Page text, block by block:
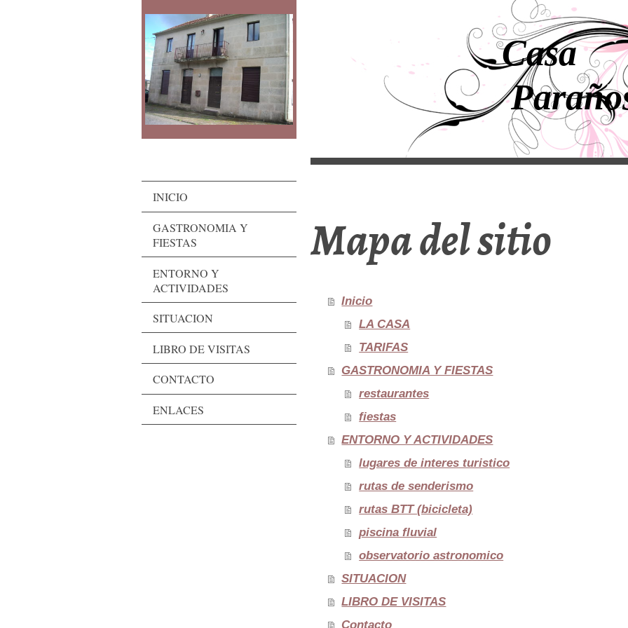
INICIO
GASTRONOMIA Y
FIESTAS
ENTORNO Y
ACTIVIDADES
SITUACION
LIBRO DE VISITAS
CONTACTO
ENLACES
Casa
Mapa del sitio
Inicio
LA CASA
TARIFAS
GASTRONOMIA Y FIESTAS
restaurantes
fiestas
ENTORNO Y ACTIVIDADES
lugares de interes turistico
rutas de senderismo
rutas BTT (bicicleta)
piscina fluvial
observatorio astronomico
SITUACION
LIBRO DE VISITAS
Contacto